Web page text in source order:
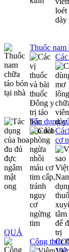
Thuốc nam
Tác dụng
cơ
QUẢ
Công thức